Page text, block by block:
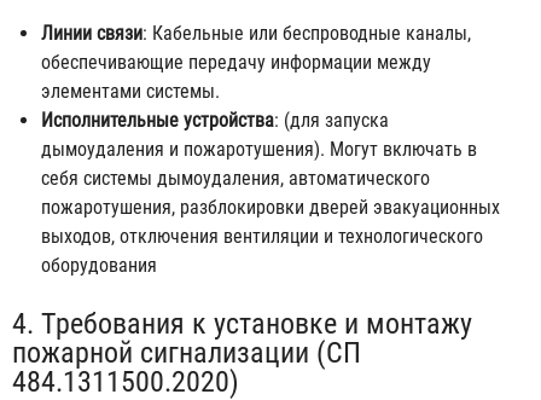
Линии связи: Кабельные или беспроводные каналы,
обеспечивающие передачу информации между
элементами системы.
Исполнительные устройства: (для запуска
дымоудаления и пожаротушения). Могут включать в
себя системы дымоудаления, автоматического
пожаротушения, разблокировки дверей эвакуационных
выходов, отключения вентиляции и технологического
оборудования
4. Требования к установке и монтажу
пожарной сигнализации (СП
484.1311500.2020)